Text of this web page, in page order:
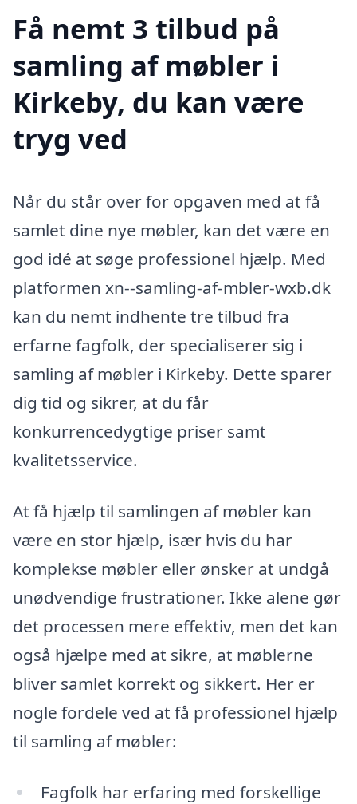
Få nemt 3 tilbud på
samling af møbler i
Kirkeby, du kan være
tryg ved
Når du står over for opgaven med at få
samlet dine nye møbler, kan det være en
god idé at søge professionel hjælp. Med
platformen xn--samling-af-mbler-wxb.dk
kan du nemt indhente tre tilbud fra
erfarne fagfolk, der specialiserer sig i
samling af møbler i Kirkeby. Dette sparer
dig tid og sikrer, at du får
konkurrencedygtige priser samt
kvalitetsservice.
At få hjælp til samlingen af møbler kan
være en stor hjælp, især hvis du har
komplekse møbler eller ønsker at undgå
unødvendige frustrationer. Ikke alene gør
det processen mere effektiv, men det kan
også hjælpe med at sikre, at møblerne
bliver samlet korrekt og sikkert. Her er
nogle fordele ved at få professionel hjælp
til samling af møbler:
Fagfolk har erfaring med forskellige